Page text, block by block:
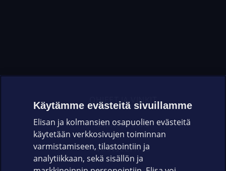
OHJEET JA VINKIT
OMAYHTEISÖ
VIANSELVITYS
Käytämme evästeitä sivuillamme
Elisan ja kolmansien osapuolien evästeitä
käytetään verkkosivujen toiminnan
varmistamiseen, tilastointiin ja
analytiikkaan, sekä sisällön ja